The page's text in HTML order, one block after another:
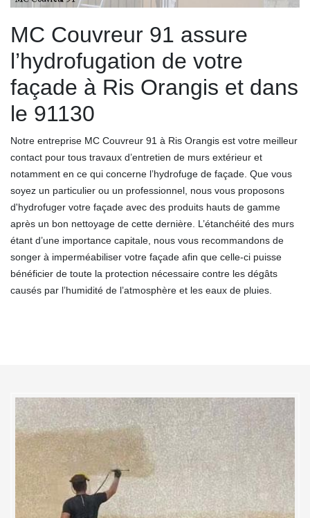
MC Couvreur 91 assure
l’hydrofugation de votre
façade à Ris Orangis et dans
le 91130
Notre entreprise MC Couvreur 91 à Ris Orangis est votre meilleur
contact pour tous travaux d’entretien de murs extérieur et
notamment en ce qui concerne l’hydrofuge de façade. Que vous
soyez un particulier ou un professionnel, nous vous proposons
d'hydrofuger votre façade avec des produits hauts de gamme
après un bon nettoyage de cette dernière. L’étanchéité des murs
étant d’une importance capitale, nous vous recommandons de
songer à imperméabiliser votre façade afin que celle-ci puisse
bénéficier de toute la protection nécessaire contre les dégâts
causés par l’humidité de l’atmosphère et les eaux de pluies.